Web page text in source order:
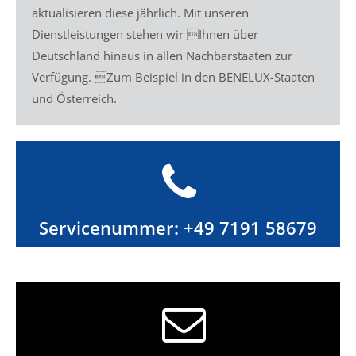
aktualisieren diese jährlich. Mit unseren
Dienstleistungen stehen wir Ihnen über
Deutschland hinaus in allen Nachbarstaaten zur
Verfügung. Zum Beispiel in den BENELUX-Staaten
und Österreich.
Servicenummer: +49 7191 58679